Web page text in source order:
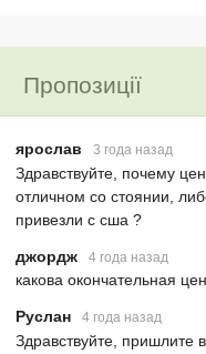
Пропозиції
ярослав 3 года назад
Здравствуйте, почему
отличном со стоянии,
привезли с сша ?
джордж 4 года назад
какова окончательная
Руслан 4 года назад
Здравствуйте, пришлите